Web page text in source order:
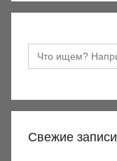
Search
for:
Свежие записи